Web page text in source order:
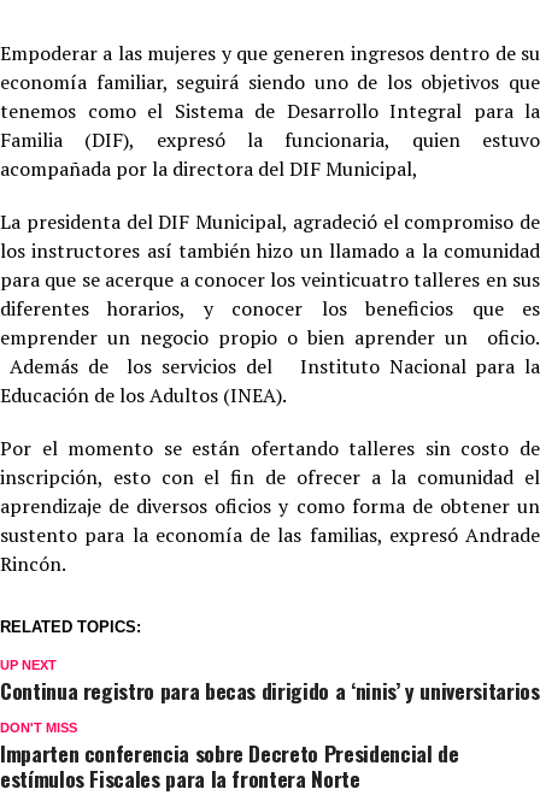
Empoderar a las mujeres y que generen ingresos dentro de su
economía familiar, seguirá siendo uno de los objetivos que
tenemos como el Sistema de Desarrollo Integral para la
Familia (DIF), expresó la funcionaria, quien estuvo
acompañada por la directora del DIF Municipal,
La presidenta del DIF Municipal, agradeció el compromiso de
los instructores así también hizo un llamado a la comunidad
para que se acerque a conocer los veinticuatro talleres en sus
diferentes horarios, y conocer los beneficios que es
emprender un negocio propio o bien aprender un oficio.
Además de los servicios del Instituto Nacional para la
Educación de los Adultos (INEA).
Por el momento se están ofertando talleres sin costo de
inscripción, esto con el fin de ofrecer a la comunidad el
aprendizaje de diversos oficios y como forma de obtener un
sustento para la economía de las familias, expresó Andrade
Rincón.
RELATED TOPICS:
UP NEXT
Continua registro para becas dirigido a ‘ninis’ y universitarios
DON'T MISS
Imparten conferencia sobre Decreto Presidencial de
estímulos Fiscales para la frontera Norte